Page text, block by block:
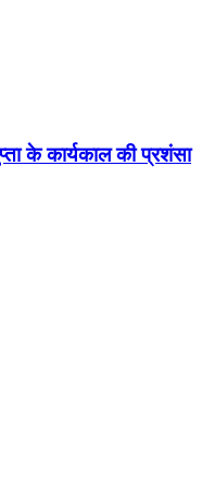
के कार्यकाल की प्रशंसा